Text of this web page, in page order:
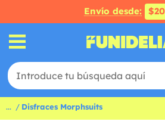
Envío desde:
... Disfraces Morphsuits